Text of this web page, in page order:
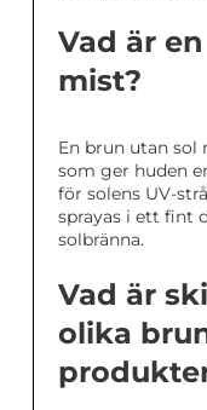
Vad är
mist?
En brun utan sol
som ger huden
för solens UV-
sprayas i ett fint
solbränna.
Vad är
olika